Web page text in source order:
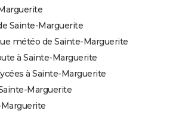
Sainte-Marguerite
météo de Sainte-Marguerite
à Sainte-Marguerite
à Sainte-Marguerite
Marguerite